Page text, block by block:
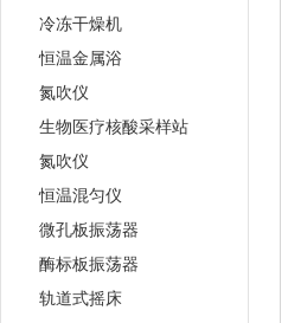
冷冻干燥机
恒温金属浴
氮吹仪
生物医疗核酸采样站
氮吹仪
恒温混匀仪
微孔板振荡器
酶标板振荡器
轨道式摇床